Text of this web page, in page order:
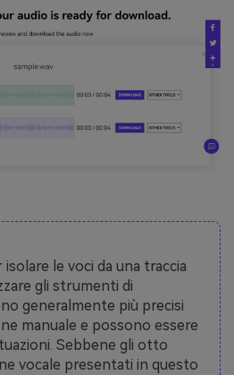
le voci da una traccia
gli strumenti di
generalmente più precisi
manuale e possono essere
Sebbene gli otto
vocale presentati in questo